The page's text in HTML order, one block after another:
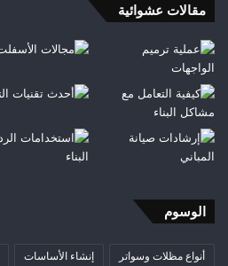
مقالات عشوائية
الوسوم
أنواع مظلات وسواتر إنشاء الأساسات